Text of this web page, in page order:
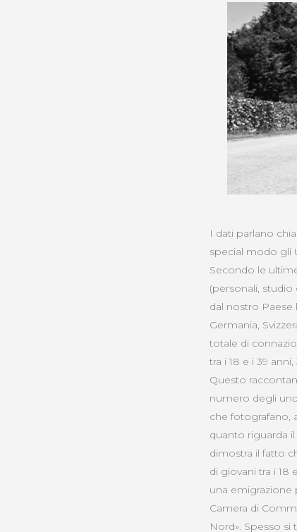
I dati parlano
special modo gli
Secondo le
(personali,
dal nostro
Germania,
totale di
tra i 18 e i 39
Questo
numero degli
che fotografano,
quanto riguarda
dimostra il fatto
di giovani tra i 18
una emigrazione
Camera di
Nord». Spesso